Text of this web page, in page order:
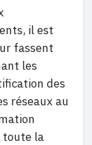
il est
fassent
les
des
réseaux au
toute la